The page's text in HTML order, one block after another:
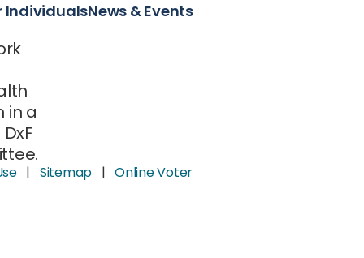
IndividualsNews & Events
in a
| Sitemap |Online Voter